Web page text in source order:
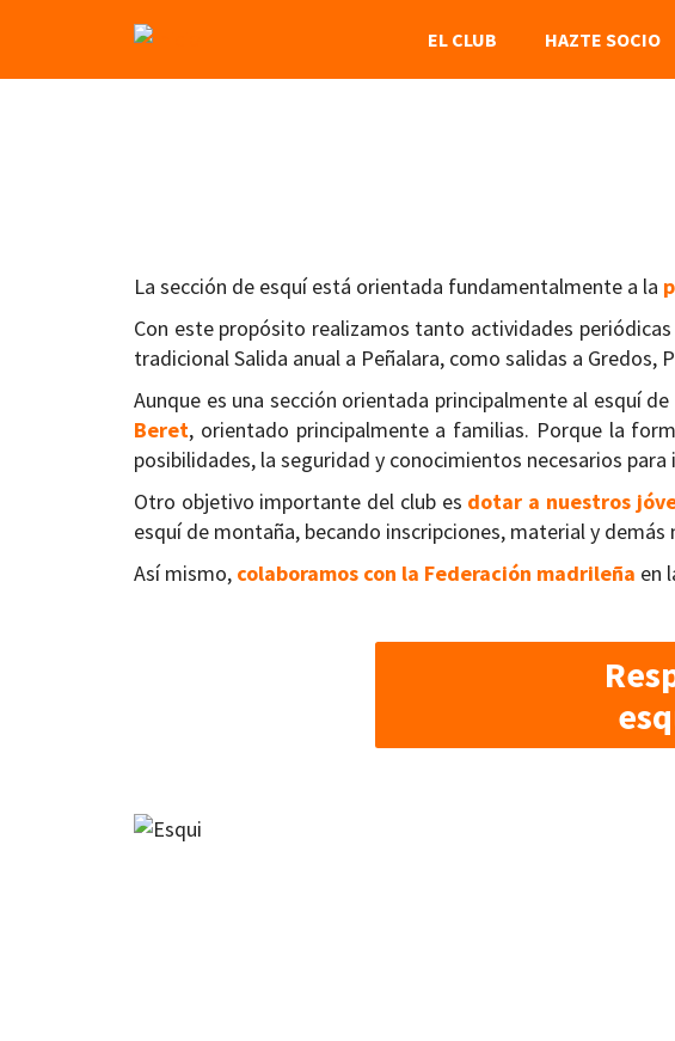
contenido
NAVEGACIÓN
PRINCIPAL
EL CLUB HAZTE SOCIO
La sección de esquí está orientada fundamentalmente a la
Con este propósito realizamos tanto actividades
tradicional Salida anual a Peñalara, como salidas a Gredos,
Aunque es una sección orientada principalmente al esquí
Beret, orientado principalmente a familias. Porque la
posibilidades, la seguridad y conocimientos necesarios
Otro objetivo importante del club es dotar a nuestros
esquí de montaña, becando inscripciones, material y
Así mismo, colaboramos con la Federación madrileña en